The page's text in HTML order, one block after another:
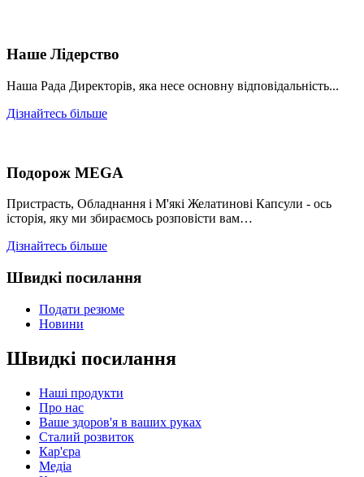
Наше Лідерство
Наша Рада Директорів, яка несе основну відповідальність...
Дізнайтесь більше
Подорож MEGA
Пристрасть, Обладнання і М'які Желатинові Капсули - ось
історія, яку ми збираємось розповісти вам…
Дізнайтесь більше
Швидкі посилання
Подати резюме
Новини
Швидкі посилання
Наші продукти
Про нас
Ваше здоров'я в ваших руках
Сталий розвиток
Кар'єра
Медіа